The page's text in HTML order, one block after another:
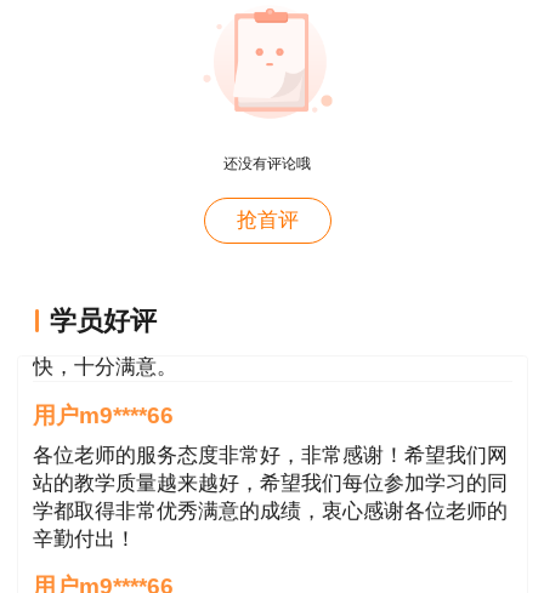
凭本人有效身份证原件或成绩单领
取(成绩单在查询成绩时可以直接打印)。
证原件(个别省禁止他人代领)。
一般需要在网络申请邮寄。
料：
件照片一张、准考证原件。
若为代领，代领人须持本人身份证原件及上述
要求的证件。
一级建造师考试通过以后，请考生携带相关材
还没有评论哦
抢首评
学员好评
授课老师讲得很好，网站李老师服务很好，课程更新
用户m9****66
各位老师的服务态度非常好，非常感谢！希望我们网
站的教学质量越来越好，希望我们每位参加学习的同
学都取得非常优秀满意的成绩，衷心感谢各位老师的
辛勤付出！
用户m9****66